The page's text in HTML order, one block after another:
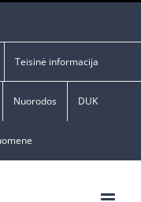
Teisinė informacija
Nuorodos DUK